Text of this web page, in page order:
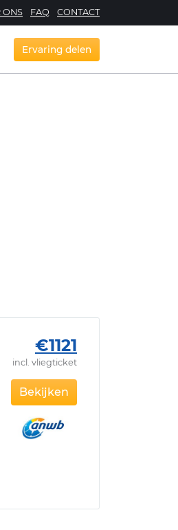
ONS FAQ CONTACT
Ervaring delen
€1121
incl. vliegticket
Bekijken